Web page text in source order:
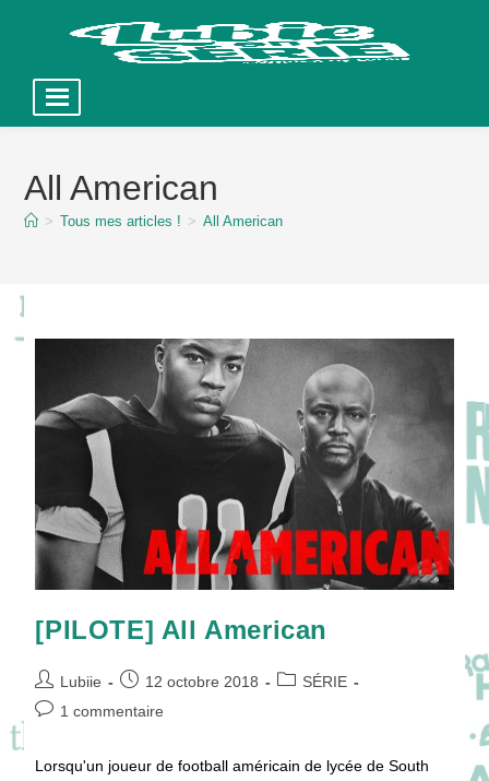
contentAll American
> Tous mes articles ! > All American
[PILOTE] All American
Auteur/autrice
de
Lubiie
Publication
publiée :
12 octobre 2018
PostSÉRIE
Commentaires
1 commentaire
Lorsqu'un joueur de football américain de lycée de South